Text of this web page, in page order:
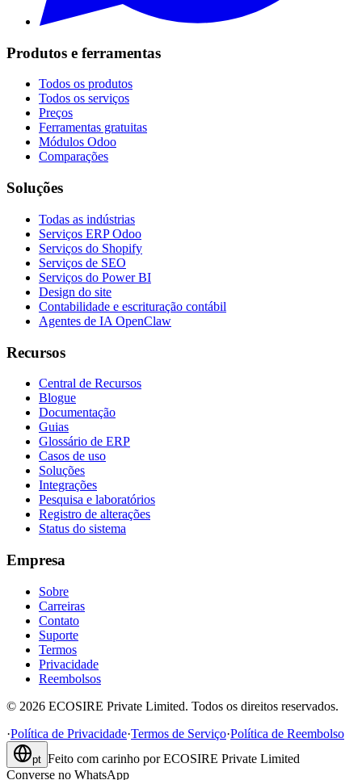
Produtos e ferramentas
Todos os produtos
Todos os serviços
Preços
Ferramentas gratuitas
Módulos Odoo
Comparações
Soluções
Todas as indústrias
Serviços ERP Odoo
Serviços do Shopify
Serviços de SEO
Serviços do Power BI
Design do site
Contabilidade e escrituração contábil
Agentes de IA OpenClaw
Recursos
Central de Recursos
Blogue
Documentação
Guias
Glossário de ERP
Casos de uso
Soluções
Integrações
Pesquisa e laboratórios
Registro de alterações
Status do sistema
Empresa
Sobre
Carreiras
Contato
Suporte
Termos
Privacidade
Reembolsos
© 2026 ECOSIRE Private Limited. Todos os direitos reservados.
·Política de Privacidade·Termos de Serviço·Política de Reembolso
pt Feito com carinho por ECOSIRE Private Limited
Converse no WhatsApp